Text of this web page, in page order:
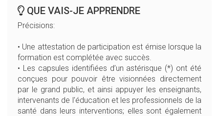
QUE VAIS-JE APPRENDRE
Précisions:
• Une attestation de participation est émise lorsque la
formation est complétée avec succès.
• Les capsules identifiées d’un astérisque (*) ont été
conçues pour pouvoir être visionnées directement
par le grand public, et ainsi appuyer les enseignants,
intervenants de l'éducation et les professionnels de la
santé dans leurs interventions; elles sont également